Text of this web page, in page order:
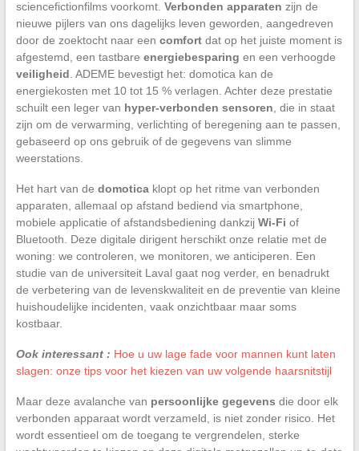
sciencefictionfilms voorkomt. Verbonden apparaten zijn de
nieuwe pijlers van ons dagelijks leven geworden, aangedreven
door de zoektocht naar een comfortdat op het juiste moment is
afgestemd, een tastbare energiebesparing en een verhoogde
veiligheid . ADEME bevestigt het: domotica kan de
energiekosten met 10 tot 15 % verlagen. Achter deze prestatie
schuilt een leger van hyper-verbonden sensoren , die in staat
zijn om de verwarming, verlichting of beregening aan te passen,
gebaseerd op ons gebruik of de gegevens van slimme
weerstations.
Het hart van de domoticaklopt op het ritme van verbonden
apparaten, allemaal op afstand bediend via smartphone,
mobiele applicatie of afstandsbediening dankzij Wi-Fi of
Bluetooth. Deze digitale dirigent herschikt onze relatie met de
woning: we controleren, we monitoren, we anticiperen. Een
studie van de universiteit Laval gaat nog verder, en benadrukt
de verbetering van de levenskwaliteit en de preventie van kleine
huishoudelijke incidenten, vaak onzichtbaar maar soms
kostbaar.
Ook interessant : Hoe u uw lage fade voor mannen kunt laten
slagen: onze tips voor het kiezen van uw volgende haarsnitstijl
Maar deze avalanche van persoonlijke gegevens die door elk
verbonden apparaat wordt verzameld, is niet zonder risico. Het
wordt essentieel om de toegang te vergrendelen, sterke